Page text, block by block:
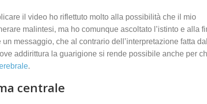
il video ho riflettuto molto alla possibilità che il mio
malintesi, ma ho comunque ascoltato l’istinto e alla
messaggio, che al contrario dell’interpretazione fatta
addirittura la guarigione si rende possibile anche per
.
centrale